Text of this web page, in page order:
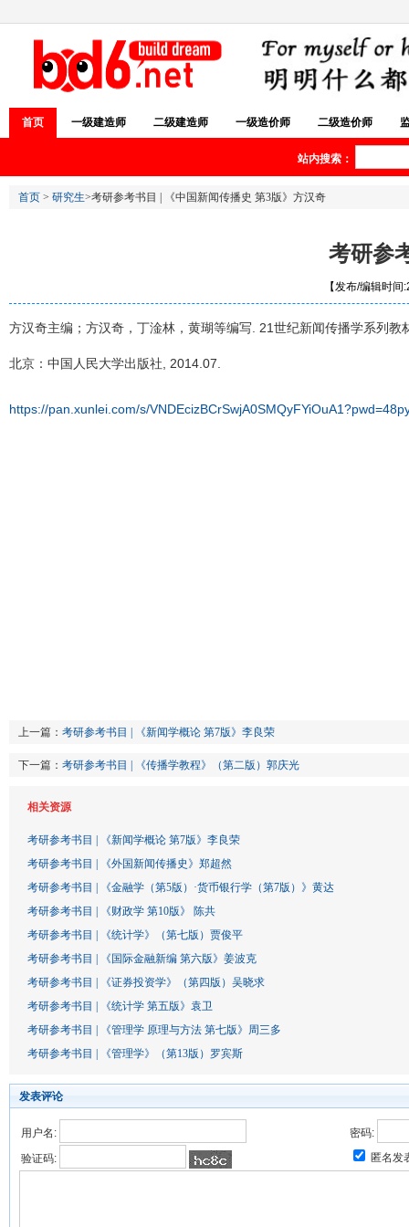
首页 一级建造师 二级建造师 一级造价师 二级造价师
站内搜索：
首页 > 研究生>考研参考书目 | 《中国新闻传播史 第3版》方汉奇
考研参
【发布/编辑时
方汉奇主编；方汉奇，丁淦林，黄瑚等编写. 21世纪新闻传播学系列教
北京：中国人民大学出版社, 2014.07.
https://pan.xunlei.com/s/
上一篇： 考研参考书目 | 《新闻学概论 第7版》李良荣
下一篇： 考研参考书目 | 《传播学教程》（第二版）郭庆光
相关资源
考研参考书目 | 《新闻学概论 第7版》李良荣
考研参考书目 | 《外国新闻传播史》郑超然
考研参考书目 | 《金融学（第5版）·货币银行学（第7版）》黄达
考研参考书目 | 《财政学 第10版》 陈共
考研参考书目 | 《统计学》（第七版）贾俊平
考研参考书目 | 《国际金融新编 第六版》姜波克
考研参考书目 | 《证券投资学》（第四版）吴晓求
考研参考书目 | 《统计学 第五版》袁卫
考研参考书目 | 《管理学 原理与方法 第七版》周三多
考研参考书目 | 《管理学》（第13版）罗宾斯
发表评论
用户名:
密码:
验证码:
匿名发